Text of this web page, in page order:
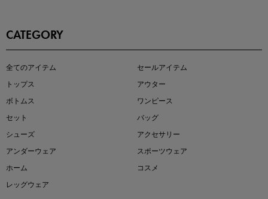
即戦力アイテム続々対象
CATEGORY
全てのアイテム
セールアイテム
トップス
アウター
ボトムス
ワンピース
セット
バッグ
シューズ
アクセサリー
アンダーウェア
スポーツウェア
ホーム
コスメ
レッグウェア